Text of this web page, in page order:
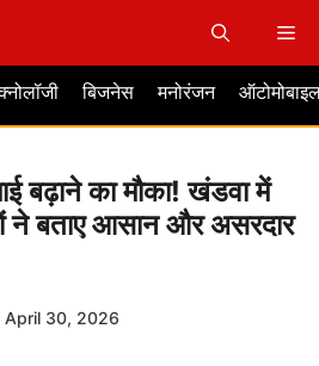
बिजनेस मनोरंजन
बढ़ाने का मौका! खंडवा में
ने बताए आसान और असरदार
April 30, 2026